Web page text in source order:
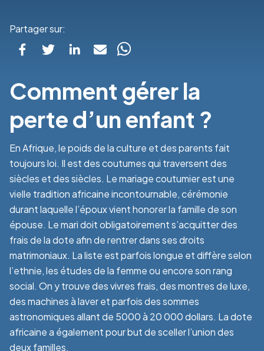
Partager sur:
Comment gérer la
perte d’un enfant ?
En Afrique, le poids de la culture et des parents fait
toujours loi. Il est des coutumes qui traversent des
siècles et des siècles. Le mariage coutumier est une
vielle tradition africaine incontournable, cérémonie
durant laquelle l’époux vient honorer la famille de son
épouse. Le mari doit obligatoirement s’acquitter des
frais de la dote afin de rentrer dans ses droits
matrimoniaux. La liste est parfois longue et diffère selon
l’ethnie, les études de la femme ou encore son rang
social. On y trouve des vivres frais, des montres de luxe,
des machines à laver et parfois des sommes
astronomiques allant de 5000 à 20 000 dollars. La dote
africaine a également pour but de sceller l’union des
deux familles.